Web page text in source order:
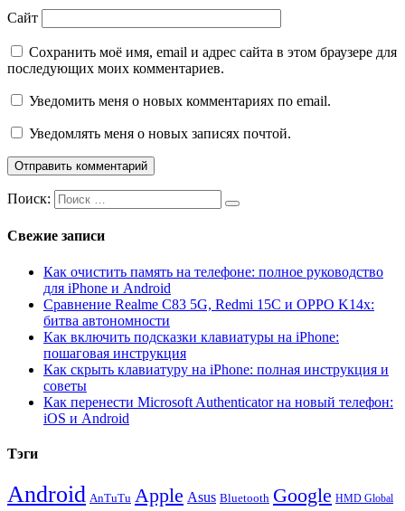
Сайт
Сохранить моё имя, email и адрес сайта в этом браузере для
последующих моих комментариев.
Уведомить меня о новых комментариях по email.
Уведомлять меня о новых записях почтой.
Поиск:
Свежие записи
Как очистить память на телефоне: полное руководство
для iPhone и Android
Сравнение Realme C83 5G, Redmi 15C и OPPO K14x:
битва автономности
Как включить подсказки клавиатуры на iPhone:
пошаговая инструкция
Как скрыть клавиатуру на iPhone: полная инструкция и
советы
Как перенести Microsoft Authenticator на новый телефон:
iOS и Android
Тэги
Android AnTuTu Apple Asus Bluetooth Google HMD Global